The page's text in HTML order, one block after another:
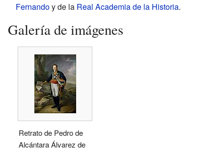
Fernandoy de la Real Academia de la Historia.
Galería de imágenes
Retrato de Pedro de
Alcántara Álvarez de